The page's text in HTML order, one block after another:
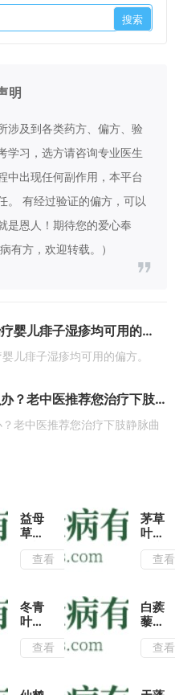
明
涉及到各类药方、偏方、验
学习，选方请咨询专业医生
中出现任何副作用，本平台
。 有经过验证的偏方，可以
是恩人！期待您的爱心奉
有方，欢迎转载。）
中医推荐您治疗婴儿痱子湿疹均可用的偏方。
儿痱子湿疹均可用的偏方。
静脉曲张怎么办？老中医推荐您治疗下肢静脉曲张的偏方。
老中医推荐您治疗下肢静脉曲
益母
草搭
配蜂
蜜泡
有润
肺止
咳的
查看
茅草
叶是
治疗
风湿
药,
带你
了解
茅草
查看
冬青
叶不
仅是
很好
查看
白蒺
藜的
功效
与作
查看